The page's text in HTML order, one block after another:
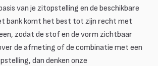
van je zitopstelling en de beschikbare
bank komt het best tot zijn recht met
zodat de stof en de vorm zichtbaar
de afmeting of de combinatie met een
dan denken onze